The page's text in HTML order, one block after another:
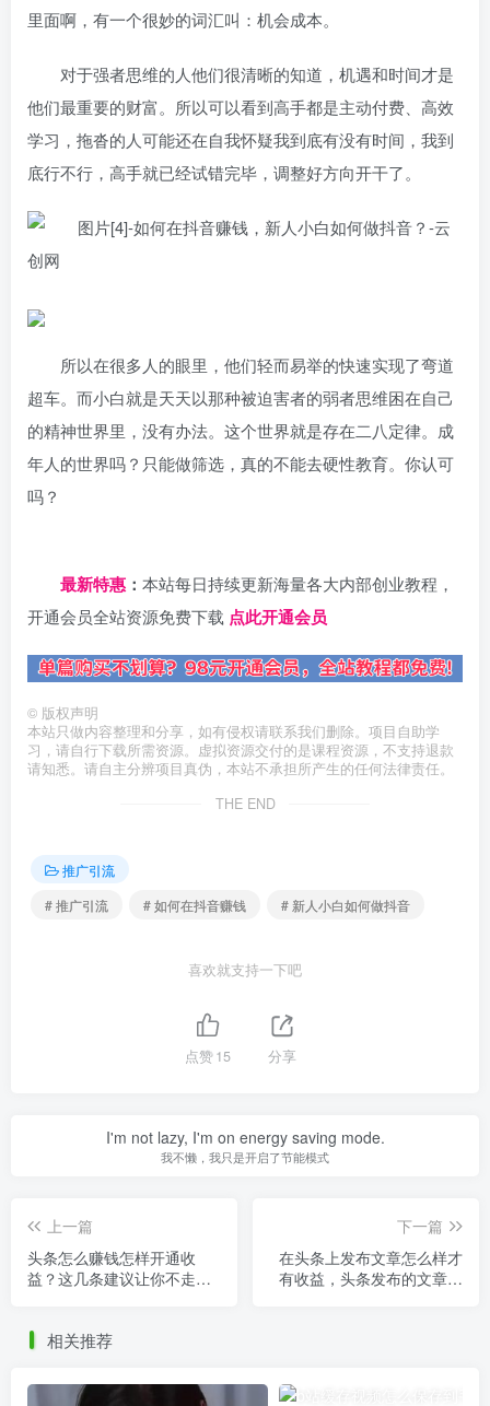
里面啊，有一个很妙的词汇叫：机会成本。
对于强者思维的人他们很清晰的知道，机遇和时间才是
他们最重要的财富。所以可以看到高手都是主动付费、高效
学习，拖沓的人可能还在自我怀疑我到底有没有时间，我到
底行不行，高手就已经试错完毕，调整好方向开干了。
所以在很多人的眼里，他们轻而易举的快速实现了弯道
超车。而小白就是天天以那种被迫害者的弱者思维困在自己
的精神世界里，没有办法。这个世界就是存在二八定律。成
年人的世界吗？只能做筛选，真的不能去硬性教育。你认可
吗？
最新特惠 ： 本站每日持续更新海量各大内部创业教程，
开通会员全站资源免费下载 点此开通会员
© 版权声明
本站只做内容整理和分享，如有侵权请联系我们删除。项目自助学
习，请自行下载所需资源。虚拟资源交付的是课程资源，不支持退款
请知悉。请自主分辨项目真伪，本站不承担所产生的任何法律责任。
THE END
推广引流
# 推广引流
# 如何在抖音赚钱 # 新人小白如何做抖音
喜欢就支持一下吧
点赞15 分享
I'm not lazy, I'm on energy saving mode.
我不懒，我只是开启了节能模式
上一篇
头条怎么赚钱怎样开通收
益？这几条建议让你不走弯
下一篇
在头条上发布文章怎么样才
有收益，头条发布的文章怎
相关推荐